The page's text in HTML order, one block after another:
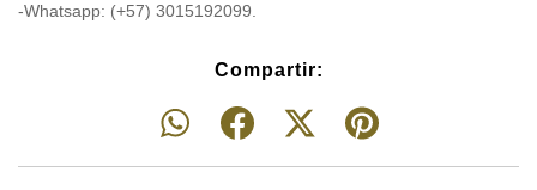
-Whatsapp: (+57) 3015192099.
Compartir: